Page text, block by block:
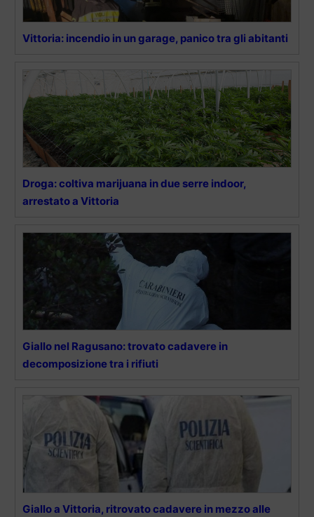
Vittoria: incendio in un garage, panico tra gli abitanti
Droga: coltiva marijuana in due serre indoor,
arrestato a Vittoria
Giallo nel Ragusano: trovato cadavere in
decomposizione tra i rifiuti
Giallo a Vittoria, ritrovato cadavere in mezzo alle